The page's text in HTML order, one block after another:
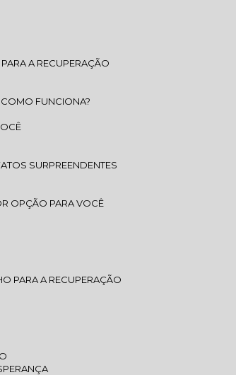
A RECUPERAÇÃO
COMO FUNCIONA?
SURPREENDENTES
OPÇÃO PARA VOCÊ
PARA A RECUPERAÇÃO